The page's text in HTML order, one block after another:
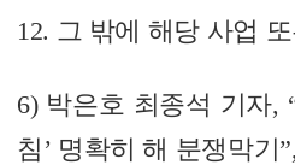
12. 그 밖에 해당 사업
6) 박은호 최종석 기자,
침’ 명확히 해 분쟁막